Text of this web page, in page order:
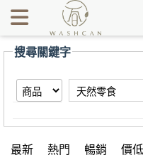
【天然零食】搜尋結果 |
搜尋關鍵字
最新 熱門 暢銷 價低